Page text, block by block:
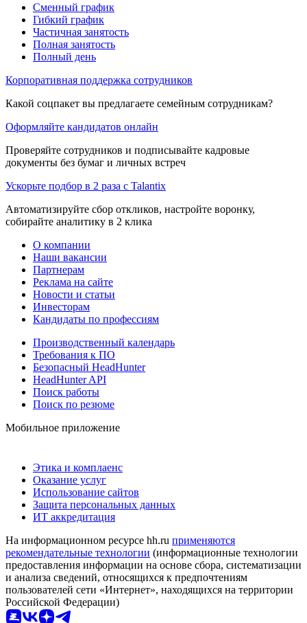
Сменный график
Гибкий график
Частичная занятость
Полная занятость
Полный день
Корпоративная поддержка сотрудников
Какой соцпакет вы предлагаете семейным сотрудникам?
Оформляйте кандидатов онлайн
Проверяйте сотрудников и подписывайте кадровые
документы без бумаг и личных встреч
Ускорьте подбор в 2 раза с Talantix
Автоматизируйте сбор откликов, настройте воронку,
собирайте аналитику в 2 клика
О компании
Наши вакансии
Партнерам
Реклама на сайте
Новости и статьи
Инвесторам
Кандидаты по профессиям
Производственный календарь
Требования к ПО
Безопасный HeadHunter
HeadHunter API
Поиск работы
Поиск по резюме
Мобильное приложение
Этика и комплаенс
Оказание услуг
Использование сайтов
Защита персональных данных
ИТ аккредитация
На информационном ресурсе hh.ru применяются
рекомендательные технологии (информационные технологии
предоставления информации на основе сбора, систематизации
и анализа сведений, относящихся к предпочтениям
пользователей сети «Интернет», находящихся на территории
Российской Федерации)